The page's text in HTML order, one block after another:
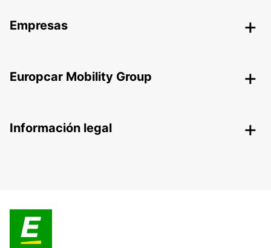
Empresas
Europcar Mobility Group
Información legal